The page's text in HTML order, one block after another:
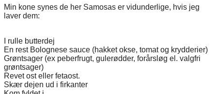
Min kone synes de her Samosas er vidunderlige, hvis jeg
laver dem:
I rulle butterdej
En rest Bolognese sauce (hakket okse, tomat og krydderier)
Grøntsager (ex peberfrugt, gulerødder, forårsløg el. valgfri
grøntsager)
Revet ost eller fetaost.
Skær dejen ud i firkanter